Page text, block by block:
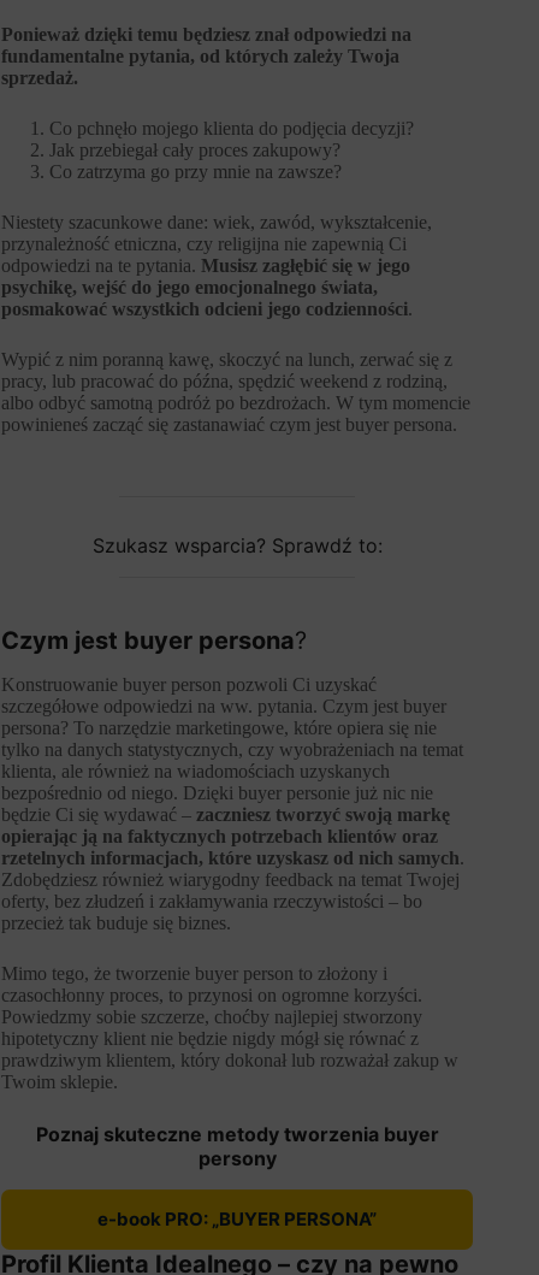
Ponieważ dzięki temu będziesz znał odpowiedzi na
fundamentalne pytania, od których zależy Twoja
sprzedaż.
Co pchnęło mojego klienta do podjęcia decyzji?
Jak przebiegał cały proces zakupowy?
Co zatrzyma go przy mnie na zawsze?
Niestety szacunkowe dane: wiek, zawód, wykształcenie,
przynależność etniczna, czy religijna nie zapewnią Ci
odpowiedzi na te pytania. Musisz zagłębić się w jego
psychikę, wejść do jego emocjonalnego świata,
posmakować wszystkich odcieni jego codzienności.
Wypić z nim poranną kawę, skoczyć na lunch, zerwać się z
pracy, lub pracować do późna, spędzić weekend z rodziną,
albo odbyć samotną podróż po bezdrożach. W tym momencie
powinieneś zacząć się zastanawiać czym jest buyer persona.
Szukasz wsparcia? Sprawdź to:
Czym jest buyer persona?
Konstruowanie buyer person pozwoli Ci uzyskać
szczegółowe odpowiedzi na ww. pytania. Czym jest buyer
persona? To narzędzie marketingowe, które opiera się nie
tylko na danych statystycznych, czy wyobrażeniach na temat
klienta, ale również na wiadomościach uzyskanych
bezpośrednio od niego. Dzięki buyer personie już nic nie
będzie Ci się wydawać – zaczniesz tworzyć swoją markę
opierając ją na faktycznych potrzebach klientów oraz
rzetelnych informacjach, które uzyskasz od nich samych.
Zdobędziesz również wiarygodny feedback na temat Twojej
oferty, bez złudzeń i zakłamywania rzeczywistości – bo
przecież tak buduje się biznes.
Mimo tego, że tworzenie buyer person to złożony i
czasochłonny proces, to przynosi on ogromne korzyści.
Powiedzmy sobie szczerze, choćby najlepiej stworzony
hipotetyczny klient nie będzie nigdy mógł się równać z
prawdziwym klientem, który dokonał lub rozważał zakup w
Twoim sklepie.
Poznaj skuteczne metody tworzenia buyer
persony
e-book PRO: „BUYER PERSONA”
Profil Klienta Idealnego – czy na pewno